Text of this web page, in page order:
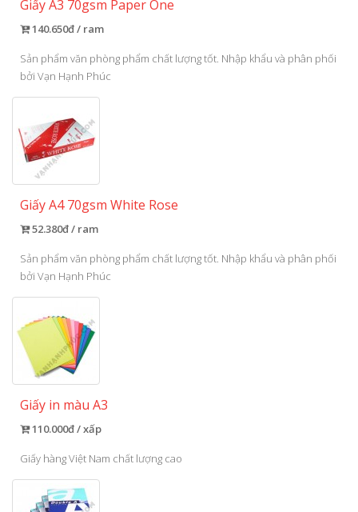
Giấy A3 70gsm Paper One
140.650đ / ram
Sản phẩm văn phòng phẩm chất lượng tốt. Nhập khẩu và phân phối
bởi Vạn Hạnh Phúc
Giấy A4 70gsm White Rose
52.380đ / ram
Sản phẩm văn phòng phẩm chất lượng tốt. Nhập khẩu và phân phối
bởi Vạn Hạnh Phúc
Giấy in màu A3
110.000đ / xấp
Giấy hàng Việt Nam chất lượng cao